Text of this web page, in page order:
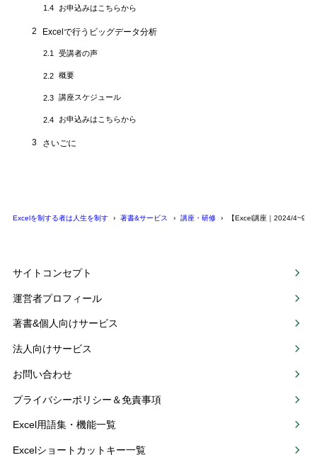
1.4 お申込みはこちらから
2 Excelで行うビッグデータ分析
2.1 受講者の声
2.2 概要
2.3 講座スケジュール
2.4 お申込みはこちらから
3 さいごに
Excelを制する者は人生を制す 著書&サービス 講座・研修 【Excel講座｜2024/4~9
サイトコンセプト
運営者プロフィール
著書&個人向けサービス
法人向けサービス
お問い合わせ
プライバシーポリシー＆免責事項
Excel用語集・機能一覧
Excelショートカットキー一覧